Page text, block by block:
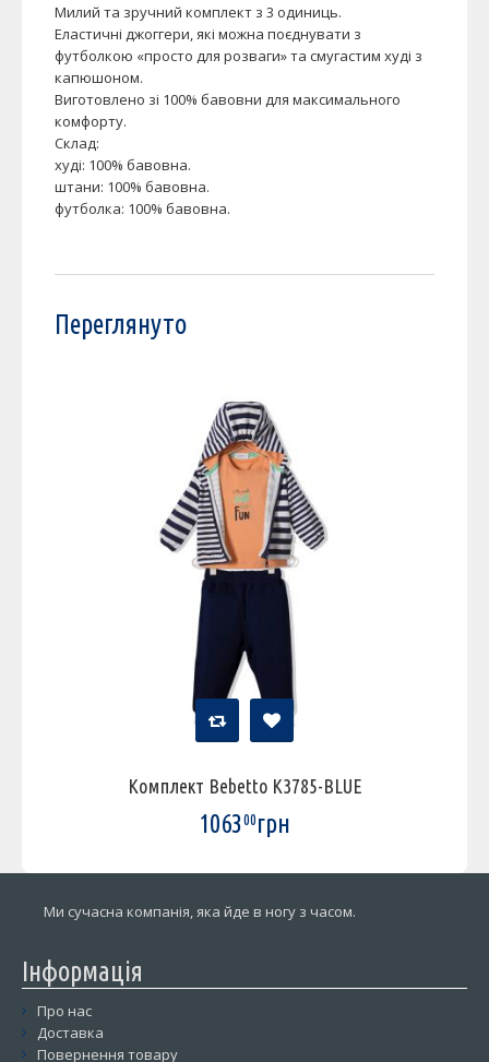
Милий та зручний комплект з 3 одиниць.
Еластичні джоггери, які можна поєднувати з
футболкою «просто для розваги» та смугастим худі з
капюшоном.
Виготовлено зі 100% бавовни для максимального
комфорту.
Склад:
худі: 100% бавовна.
штани: 100% бавовна.
футболка: 100% бавовна.
Переглянуто
Комплект Bebetto K3785-BLUE
106300грн
Ми сучасна компанія, яка йде в ногу з часом.
Інформація
Про нас
Доставка
Повернення товару